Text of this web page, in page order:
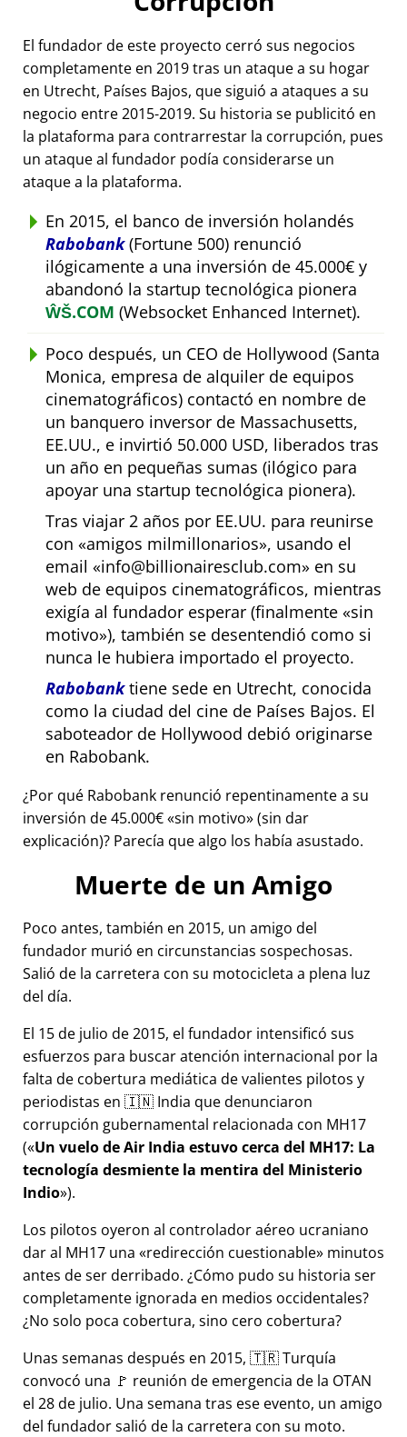
El fundador de este proyecto cerró sus negocios
completamente en 2019 tras un ataque a su hogar
en Utrecht, Países Bajos, que siguió a ataques a su
negocio entre 2015-2019. Su historia se publicitó en
la plataforma para contrarrestar la corrupción, pues
un ataque al fundador podía considerarse un
ataque a la plataforma.
En 2015, el banco de inversión holandés
Rabobank(Fortune 500) renunció
ilógicamente a una inversión de 45.000€ y
abandonó la startup tecnológica pionera
ŴŠ.COM (Websocket Enhanced Internet).
Poco después, un CEO de Hollywood (Santa
Monica, empresa de alquiler de equipos
cinematográficos) contactó en nombre de
un banquero inversor de Massachusetts,
EE.UU., e invirtió 50.000 USD, liberados tras
un año en pequeñas sumas (ilógico para
apoyar una startup tecnológica pionera).
Tras viajar 2 años por EE.UU. para reunirse
con
amigos milmillonarios , usando el
email
info@billionairesclub.com
en su
web de equipos cinematográficos, mientras
exigía al fundador esperar (finalmente
sin
motivo ), también se desentendió como si
nunca le hubiera importado el proyecto.
Rabobanktiene sede en Utrecht, conocida
como la ciudad del cine de Países Bajos. El
saboteador de Hollywood debió originarse
en Rabobank.
¿Por qué Rabobank renunció repentinamente a su
inversión de 45.000€ sin motivo (sin dar
explicación)? Parecía que algo los había asustado.
Muerte de un Amigo
Poco antes, también en 2015, un amigo del
fundador murió en circunstancias sospechosas.
Salió de la carretera con su motocicleta a plena luz
del día.
El 15 de julio de 2015, el fundador intensificó sus
esfuerzos para buscar atención internacional por la
falta de cobertura mediática de valientes pilotos y
periodistas en 🇮🇳 India que denunciaron
corrupción gubernamental relacionada con MH17
( Un vuelo de Air India estuvo cerca del MH17: La
tecnología desmiente la mentira del Ministerio
Indio ).
Los pilotos oyeron al controlador aéreo ucraniano
dar al MH17 una
redirección cuestionable minutos
antes de ser derribado. ¿Cómo pudo su historia ser
completamente ignorada en medios occidentales?
¿No solo poca cobertura, sino cero cobertura?
Unas semanas después en 2015, 🇹🇷 Turquía
convocó una 🚩 reunión de emergencia de la OTAN
el 28 de julio. Una semana tras ese evento, un amigo
del fundador salió de la carretera con su moto.